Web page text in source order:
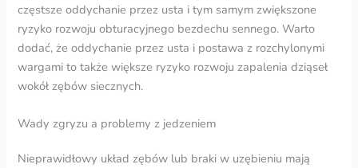
częstsze oddychanie przez usta i tym samym zwiększone
ryzyko rozwoju obturacyjnego bezdechu sennego. Warto
dodać, że oddychanie przez usta i postawa z rozchylonymi
wargami to także większe ryzyko rozwoju zapalenia dziąseł
wokół zębów siecznych.
Wady zgryzu a problemy z jedzeniem
Nieprawidłowy układ zębów lub braki w uzębieniu mają